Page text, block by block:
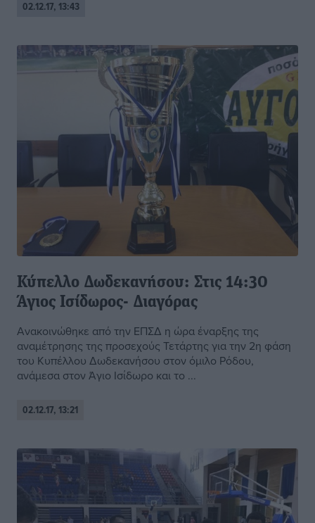
02.12.17, 13:43
Κύπελλο Δωδεκανήσου: Στις 14:30
Άγιος Ισίδωρος- Διαγόρας
Ανακοινώθηκε από την ΕΠΣΔ η ώρα έναρξης της
αναμέτρησης της προσεχούς Τετάρτης για την 2η φάση
του Κυπέλλου Δωδεκανήσου στον όμιλο Ρόδου,
ανάμεσα στον Άγιο Ισίδωρο και το ...
02.12.17, 13:21